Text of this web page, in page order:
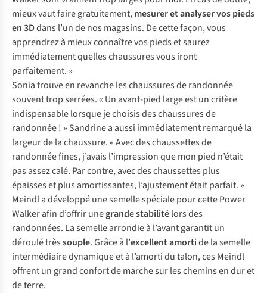
mieux vaut faire gratuitement,mesurer et analyservospieds
en 3Ddans l’un de nos magasins. De cette façon, vous
apprendrez à mieux connaître vos pieds et saurez
immédiatement quelles chaussures vous iront
parfaitement. »
Sonia trouve en revanche les chaussures de randonnée
souvent trop serrées. « Un avant-pied large est un critère
indispensable lorsque je choisis des chaussures de
randonnée ! » Sandrine a aussi immédiatement remarqué la
largeur de la chaussure. « Avec des chaussettes de
randonnée fines, j’avais l’impression que mon pied n’était
pas assez calé. Par contre, avec des chaussettes plus
épaisses et plus amortissantes, l’ajustement était parfait. »
Meindl a développé une semelle spéciale pour cette Power
Walker afin d’offrir unegrande stabilitélors des
randonnées. La semelle arrondie à l’avant garantit un
déroulé trèssouple. Grâce à l’excellent amortide la semelle
intermédiaire dynamique et à l’amorti du talon, ces Meindl
offrent un grand confort de marche sur les chemins en dur et
de terre.